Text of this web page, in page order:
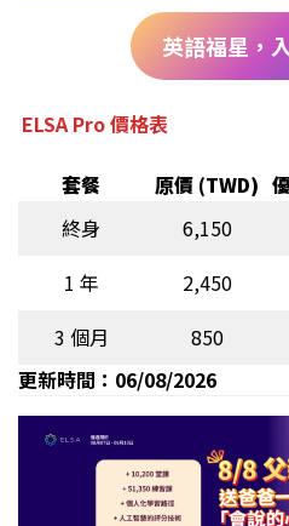
英語福星，
ELSA Pro 價格表
套餐 原價 (TWD)
終身
6,150
1 年
2,450
3 個月
850
更新時間：06/08/2026